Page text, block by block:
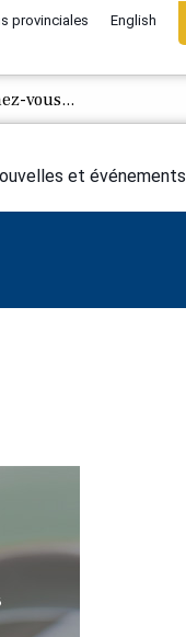
provinciales English
et événements